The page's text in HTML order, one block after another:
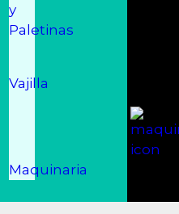
y
Paletinas
Vajilla
Maquinaria